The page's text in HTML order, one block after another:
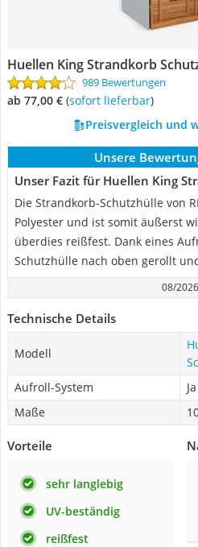
Huellen King Strandkorb
989 Bewertungen
ab 77,00 € ( Sofort lieferbar)
Preisvergleich und
Unsere
Unser Fazit für Huellen King
Die Strandkorb-Schutzhülle von
Polyester und ist somit äußerst
überdies reißfest. Dank eines
Schutzhülle nach oben gerollt
08/2026
Technische Details
Modell
Aufroll-System
Ja
Maße
Vorteile
sehr langlebig
UV-beständig
reißfest